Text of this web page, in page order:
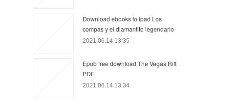
Download ebooks to ipad Los
compas y el diamantito legendario
2021.06.14 13:35
Epub free download The Vegas Rift
PDF
2021.06.14 13:34